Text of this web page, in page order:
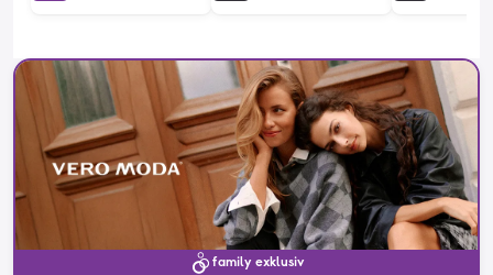
family exklusiv